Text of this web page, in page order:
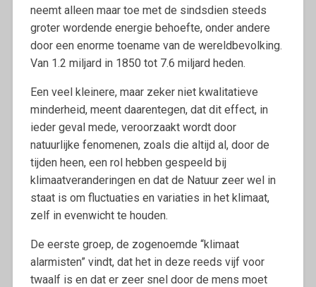
neemt alleen maar toe met de sindsdien steeds
groter wordende energie behoefte, onder andere
door een enorme toename van de wereldbevolking.
Van 1.2 miljard in 1850 tot 7.6 miljard heden.
Een veel kleinere, maar zeker niet kwalitatieve
minderheid, meent daarentegen, dat dit effect, in
ieder geval mede, veroorzaakt wordt door
natuurlijke fenomenen, zoals die altijd al, door de
tijden heen, een rol hebben gespeeld bij
klimaatveranderingen en dat de Natuur zeer wel in
staat is om fluctuaties en variaties in het klimaat,
zelf in evenwicht te houden.
De eerste groep, de zogenoemde “klimaat
alarmisten” vindt, dat het in deze reeds vijf voor
twaalf is en dat er zeer snel door de mens moet